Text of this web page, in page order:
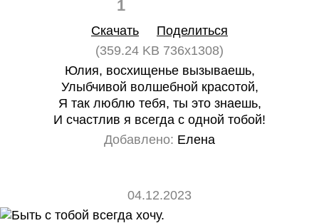
1
Скачать
Поделиться
(359.24 KB 736x1308)
Юлия, восхищенье вызываешь,
Улыбчивой волшебной красотой,
Я так люблю тебя, ты это знаешь,
И счастлив я всегда с одной тобой!
Добавлено: Елена
04.12.2023